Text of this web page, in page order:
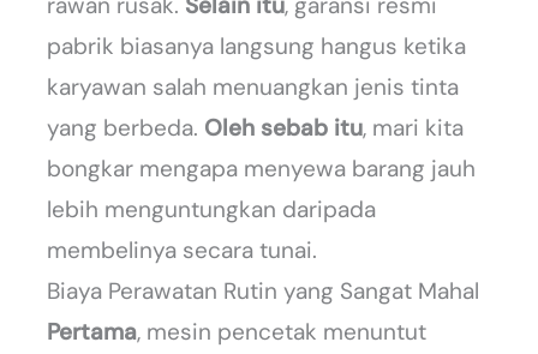
pabrik biasanya langsung hangus ketika
karyawan salah menuangkan jenis tinta
yang berbeda. Oleh sebab itu, mari kita
bongkar mengapa menyewa barang jauh
lebih menguntungkan daripada
membelinya secara tunai.
Biaya Perawatan Rutin yang Sangat Mahal
Pertama, mesin pencetak menuntut